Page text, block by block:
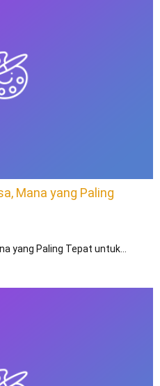
Mana yang Paling
yang Paling Tepat untuk…